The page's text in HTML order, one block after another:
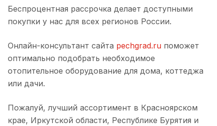
Беспроцентная рассрочка делает доступными
покупки у нас для всех регионов России.
Онлайн-консультант сайта pechgrad.ru поможет
оптимально подобрать необходимое
отопительное оборудование для дома, коттеджа
или дачи.
Пожалуй, лучший ассортимент в Красноярском
крае, Иркутской области, Республике Бурятия и